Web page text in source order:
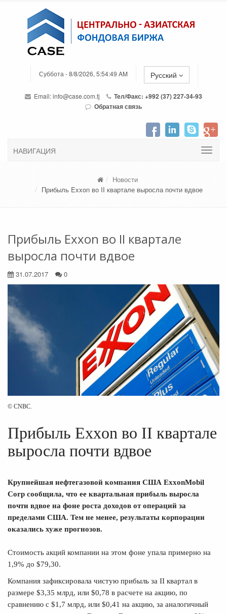
Суббота - 8/8/2026, 5:54:49 AM Русский
Email:info@case.com.tj
Тел/Факс: +992 (37) 227-34-93
Обратная связь
НАВИГАЦИЯ
Новости
Прибыль Exxon во II квартале выросла почти вдвое
Прибыль Exxon во II квартале
выросла почти вдвое
31.07.2017 0
© CNBC.
Прибыль Exxon во II квартале
выросла почти вдвое
Крупнейшая нефтегазовой компания США ExxonMobil
Corp сообщила, что ее квартальная прибыль выросла
почти вдвое на фоне роста доходов от операций за
пределами США. Тем не менее, результаты корпорации
оказались хуже прогнозов.
Стоимость акций компании на этом фоне упала примерно на
1,9% до $79,30.
Компания зафиксировала чистую прибыль за II квартал в
размере $3,35 млрд, или $0,78 в расчете на акцию, по
сравнению с $1,7 млрд, или $0,41 на акцию, за аналогичный